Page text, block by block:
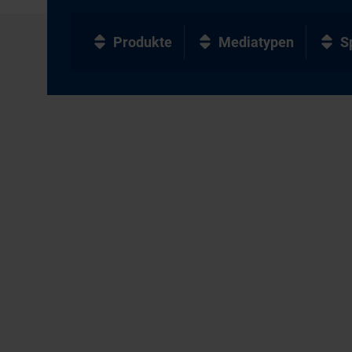
Produkte Mediatypen